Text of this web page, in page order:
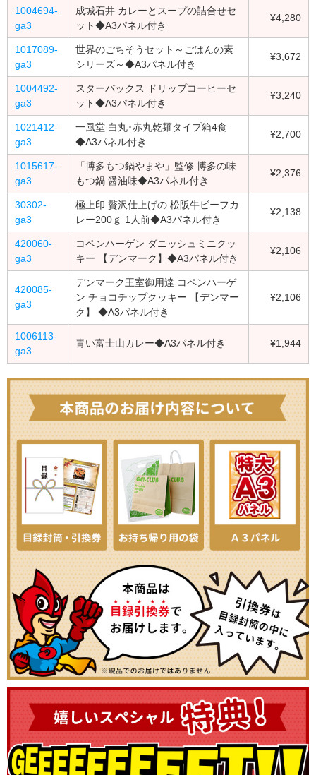
1004694-
ga3
成城石井 カレーとスープの詰合せセ
ット◆A3パネル付き
¥4,280
1017089-
ga3
世界のごちそうセット～ごはんの素
シリーズ～◆A3パネル付き
¥3,672
1004492-
ga3
スターバックス ドリップコーヒーセ
ット◆A3パネル付き
¥3,240
1021412-
ga3
一風堂 白丸･赤丸乾麺タイプ箱4食
◆A3パネル付き
¥2,700
1015617-
ga3
「博多もつ鍋やまや」監修 博多の味
もつ鍋 醤油味◆A3パネル付き
¥2,376
30302-
ga3
極上印 贅沢仕上げの 松阪牛ビーフカ
レー200ｇ 1人前◆A3パネル付き
¥2,138
420060-
ga3
コペンハーゲン ダニッシュミニクッ
キー 【デンマーク】◆A3パネル付き
¥2,106
420085-
ga3
デンマーク王室御用達 コペンハーゲ
ン チョコチップクッキー 【デンマー
ク】 ◆A3パネル付き
¥2,106
1006113-
ga3
青い富士山カレー◆A3パネル付き ¥1,944